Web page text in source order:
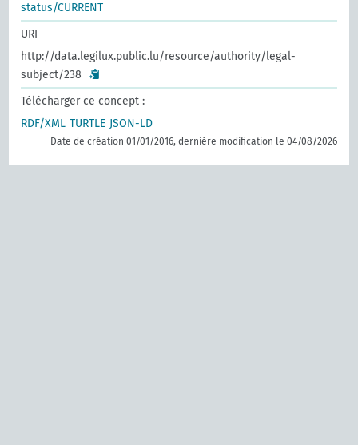
status/CURRENT
URI
http://data.legilux.public.lu/resource/authority/legal-
subject/238
Télécharger ce concept :
RDF/XML TURTLE JSON-LD
Date de création 01/01/2016, dernière modification le 04/08/2026